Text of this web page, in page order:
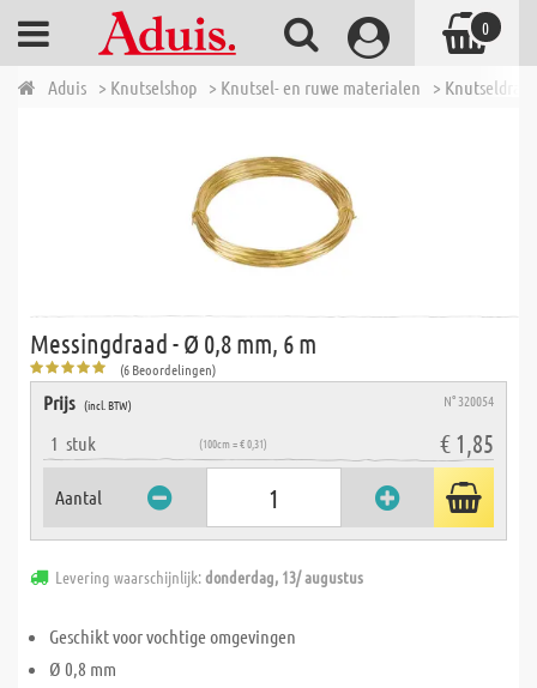
Aduis > Knutselshop > Knutsel- en ruwe materialen >
Messingdraad - Ø 0,8 mm, 6 m
(6 Beoordelingen)
Prijs (incl. BTW) N° 320054
1 stuk (100cm = € 0,31) € 1,85
Aantal
Levering waarschijnlijk:donderdag, 13/ augustus
Geschikt voor vochtige omgevingen
Ø 0,8 mm
0